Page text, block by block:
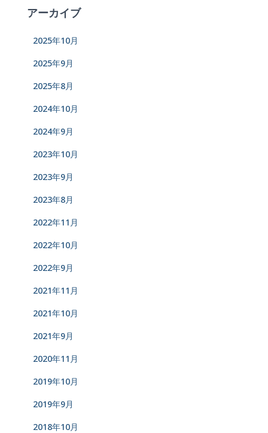
アーカイブ
2025年10月
2025年9月
2025年8月
2024年10月
2024年9月
2023年10月
2023年9月
2023年8月
2022年11月
2022年10月
2022年9月
2021年11月
2021年10月
2021年9月
2020年11月
2019年10月
2019年9月
2018年10月